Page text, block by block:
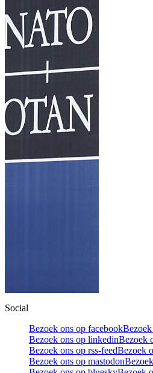
Social
Bezoek ons op facebook
Bezoek ons op linkedinBezoek
Bezoek ons op rss-feedBezoek
Bezoek ons op mastodon